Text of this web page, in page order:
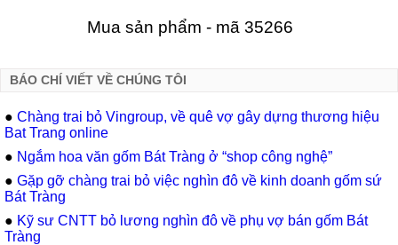
Mua sản phẩm - mã 35266
BÁO CHÍ VIẾT VỀ CHÚNG TÔI
● Chàng trai bỏ Vingroup, về quê vợ gây dựng thương hiệu
Bat Trang online
● Ngắm hoa văn gốm Bát Tràng ở “shop công nghệ”
● Gặp gỡ chàng trai bỏ việc nghìn đô về kinh doanh gốm sứ
Bát Tràng
● Kỹ sư CNTT bỏ lương nghìn đô về phụ vợ bán gốm Bát
Tràng